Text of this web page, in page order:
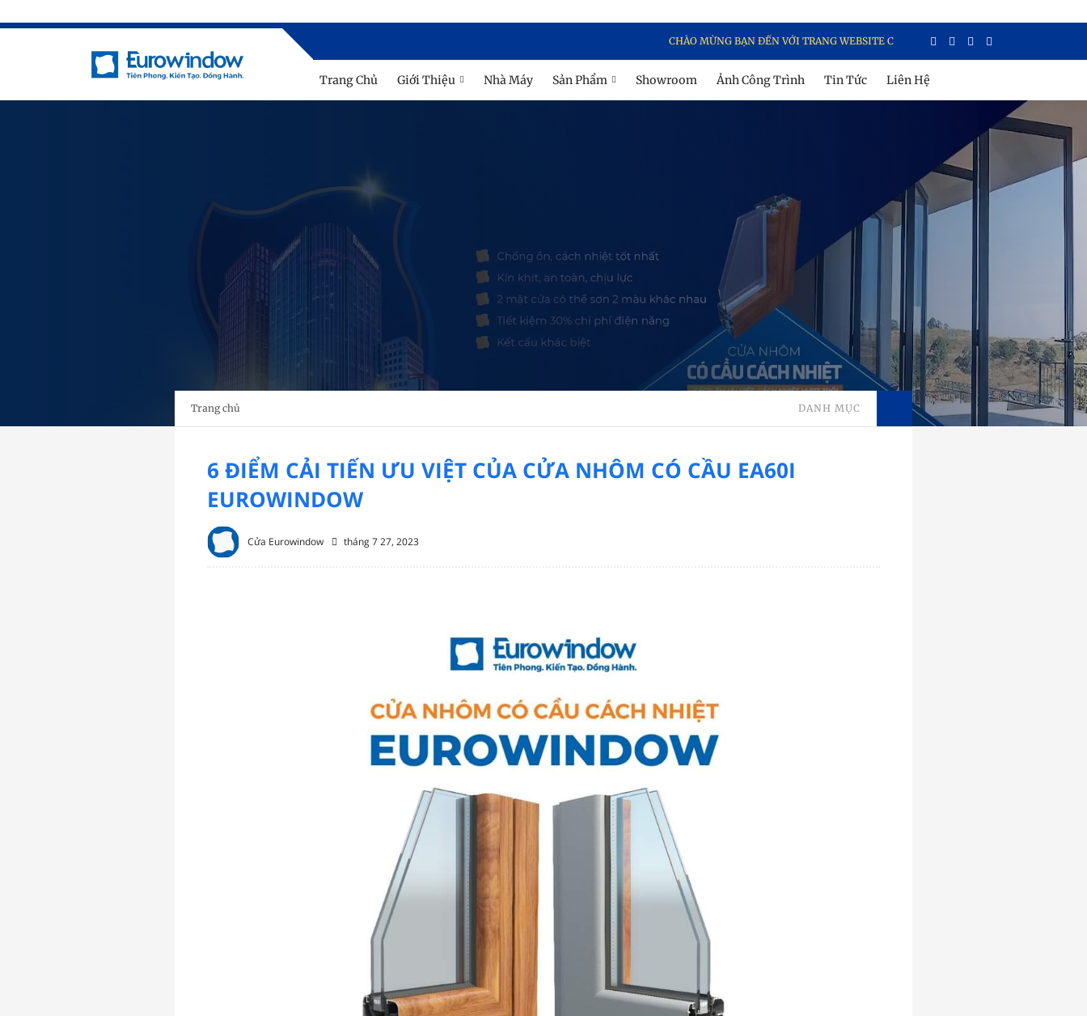
CHÀO MỪNG BẠN ĐẾN VỚI TRANG WEBSITE CỦA EUROWINDOW MIỀN NAM, NƠI CUNG CẤP
Trang Chủ Giới Thiệu Nhà Máy Sản Phẩm Showroom Ảnh Công Trình Tin Tức Liên Hệ
Trang chủ DANH MỤC
6 ĐIỂM CẢI TIẾN ƯU VIỆT CỦA CỬA NHÔM CÓ CẦU EA60I
EUROWINDOW
Cửa Eurowindow tháng 7 27, 2023